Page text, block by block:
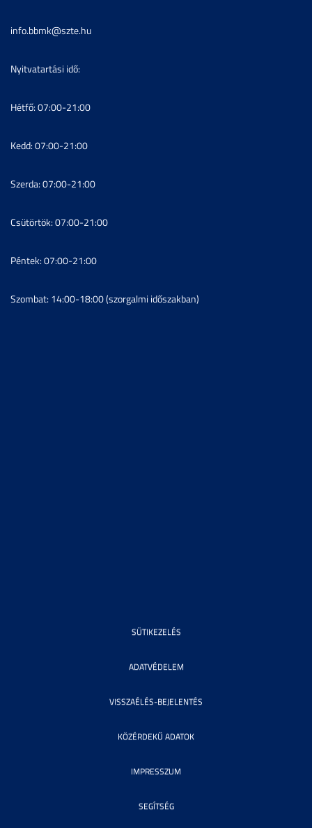
info.bbmk@szte.hu
Nyitvatartási idő:
Hétfő: 07:00-21:00
Kedd: 07:00-21:00
Szerda: 07:00-21:00
Csütörtök: 07:00-21:00
Péntek: 07:00-21:00
Szombat: 14:00-18:00 (szorgalmi időszakban)
SÜTIKEZELÉS
ADATVÉDELEM
VISSZAÉLÉS-BEJELENTÉS
KÖZÉRDEKŰ ADATOK
IMPRESSZUM
SEGÍTSÉG